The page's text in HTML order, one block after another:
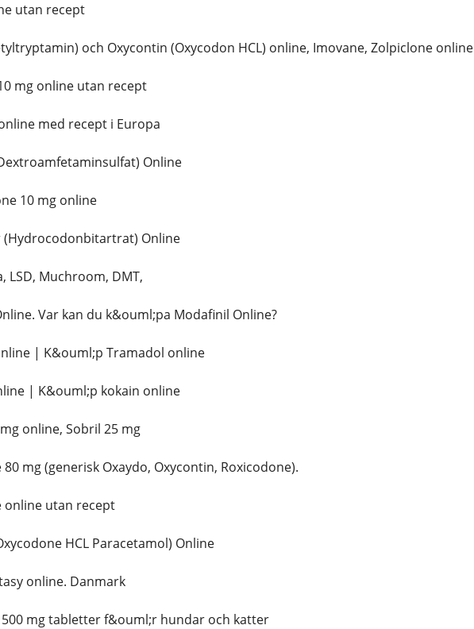
utan recept
och Oxycontin (Oxycodon HCL) online, Imovane, Zolpiclone online
mg online utan recept
med recept i Europa
Online
10 mg online
(Hydrocodonbitartrat) Online
LSD, Muchroom, DMT,
Var kan du k&ouml;pa Modafinil Online?
| K&ouml;p Tramadol online
| K&ouml;p kokain online
online, Sobril 25 mg
mg (generisk Oxaydo, Oxycontin, Roxicodone).
online utan recept
HCL Paracetamol) Online
online. Danmark
mg tabletter f&ouml;r hundar och katter